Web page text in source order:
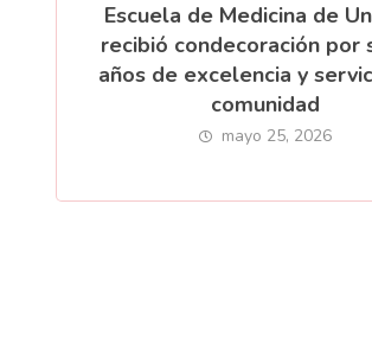
Escuela de Medicina de
recibió condecoración por
años de excelencia y
comunidad
mayo 25, 2026